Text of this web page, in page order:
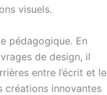
visuels.
pédagogique. En
de design, il
entre l’écrit et le
créations innovantes